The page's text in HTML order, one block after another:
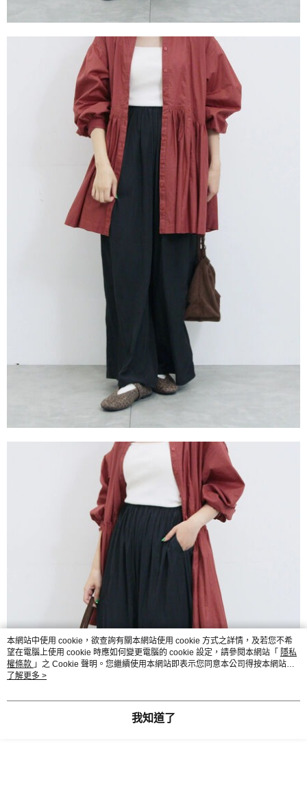
本網站中使用 cookie，欲查詢有關本網站使用 cookie 方式之詳情，及若您不希
望在電腦上使用 cookie 時應如何變更電腦的 cookie 設定，請參閱本網站「 隱私
權條款 」之 Cookie 聲明。您繼續使用本網站即表示您同意本公司得按本網站使
用條款之 Cookie 聲明使用 cookie。
了解更多 >
我知道了